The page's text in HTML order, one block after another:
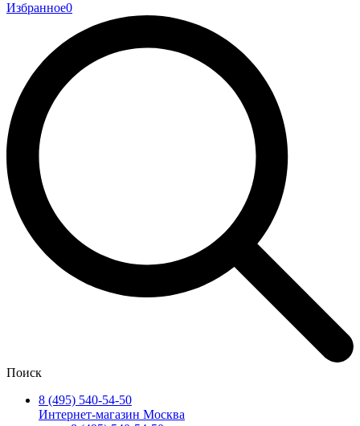
Избранное0
Поиск
8 (495) 540-54-50
Интернет-магазин Москва